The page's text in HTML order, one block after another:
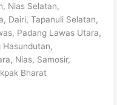
Nias Selatan,
Dairi, Tapanuli Selatan,
Padang Lawas Utara,
Hasundutan,
Nias, Samosir,
Bharat